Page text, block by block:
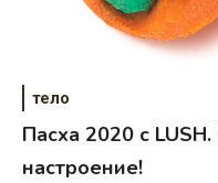
тело
Пасха 2020 с
настроение!